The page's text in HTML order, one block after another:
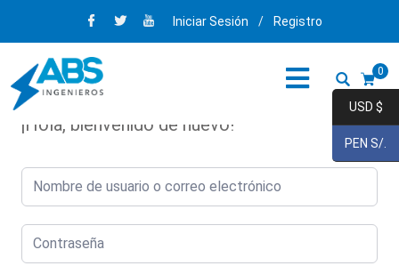
Iniciar Sesión / Registro
0
¡Hola, bienvenido de nuevo!
USD $
PEN S/.